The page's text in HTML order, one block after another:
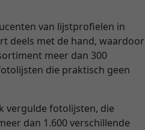
van lijstprofielen in
deels met de hand, waardoor
meer dan 300
die praktisch geen
vergulde fotolijsten, die
dan 1.600 verschillende